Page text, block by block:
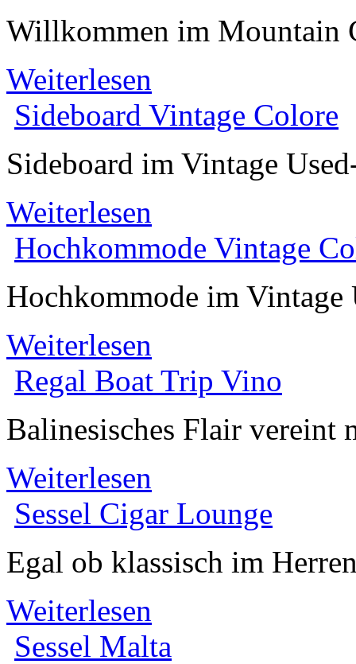
Willkommen im Mountain
Weiterlesen
Sideboard Vintage Colore
Sideboard im Vintage
Weiterlesen
Hochkommode Vintage
Hochkommode im
Weiterlesen
Regal Boat Trip Vino
Balinesisches Flair
Weiterlesen
Sessel Cigar Lounge
Egal ob klassisch im
Weiterlesen
Sessel Malta